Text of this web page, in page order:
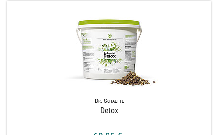
Dr. Schaette
Detox